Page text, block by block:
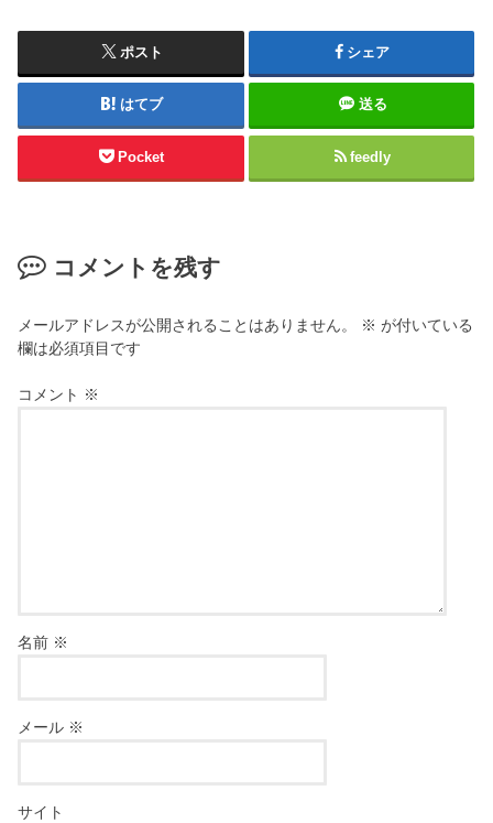
ポスト シェア
はてブ 送る
Pocket feedly
コメントを残す
メールアドレスが公開されることはありません。 ※ が付いている
欄は必須項目です
コメント ※
名前 ※
メール ※
サイト